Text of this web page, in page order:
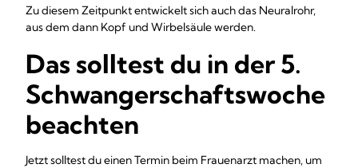
Zu diesem Zeitpunkt entwickelt sich auch das Neuralrohr,
aus dem dann Kopf und Wirbelsäule werden.
Das solltest du in der 5.
Schwangerschaftswoche
beachten
Jetzt solltest du einen Termin beim Frauenarzt machen, um